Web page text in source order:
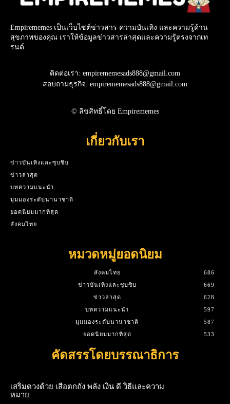
Empirememes เป็นเว็บไซต์ข่าวสาร ความบันเทิง และความรู้ด้าน
สุขภาพของคุณ เราให้ข้อมูลข่าวสารล่าสุดและความรู้ตรงจากเท
รนด์
ติดต่อเรา: empirememesads888@gmail.com
สอบถามธุรกิจ: empirememesads888@gmail.com
© ลิขสิทธิ์โดย Empirememes
เกี่ยวกับเรา
ข่าวบันเทิงและซุบซิบ
ข่าวล่าสุด
บทความแนะนำ
มุมมองระดับนานาชาติ
ยอดนิยมมากที่สุด
สังคมไทย
หมวดหมู่ยอดนิยม
สังคมไทย
686
ข่าวบันเทิงและซุบซิบ
669
ข่าวล่าสุด
628
บทความแนะนำ
597
มุมมองระดับนานาชาติ
587
ยอดนิยมมากที่สุด
533
คัดสรรโดยบรรณาธิการ
เสริมดวงด้วย เสือตกถัง พลัง เงิน ดี วิธีและความ
หมาย